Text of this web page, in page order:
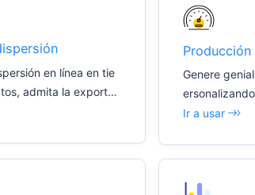
en línea en tie
admita la exportac
e inserte fácilmente d
Genere
genes con
Ir a usar